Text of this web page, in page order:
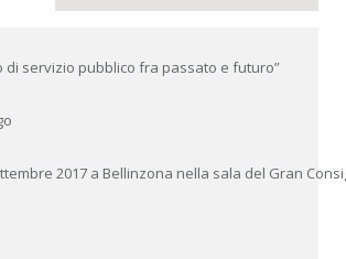
di servizio pubblico fra passato e futuro”
2017 a Bellinzona nella sala del Gran